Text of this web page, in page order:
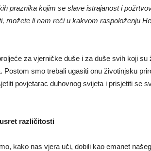
praznika kojim se slave istrajanost i
možete li nam reći u kakvom raspoloženju
za vjerničke duše i za duše svih koji su
smo trebali ugasiti onu životinjsku
povjetarac duhovnog svijeta i prisjetiti se
različitosti
kako nas vjera uči, dobili kao emanet